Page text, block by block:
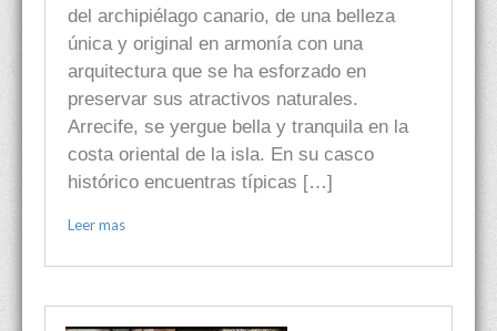
del archipiélago canario, de una belleza
única y original en armonía con una
arquitectura que se ha esforzado en
preservar sus atractivos naturales.
Arrecife, se yergue bella y tranquila en la
costa oriental de la isla. En su casco
histórico encuentras típicas […]
Leer mas